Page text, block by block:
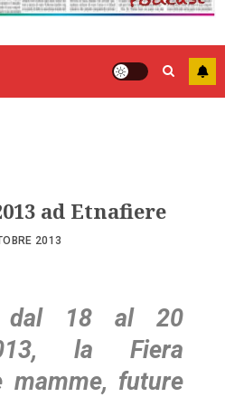
ad Etnafiere
2013
dal 18 al 20
la Fiera
mamme, future